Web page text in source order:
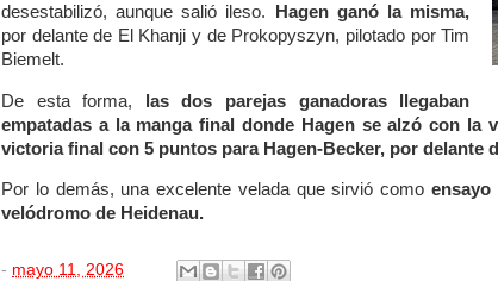
desestabilizó, aunque salió ileso.
Hagen ganó la misma,
por delante de El Khanji y de Prokopyszyn, pilotado por Tim
Biemelt.
De esta forma, las dos parejas ganadoras llegaban
empatadas a la manga final donde Hagen se alzó con la
victoria final con 5 puntos para Hagen-Becker, por delante
Por lo demás, una excelente velada que sirvió como ensayo
velódromo de Heidenau.
- mayo 11, 2026